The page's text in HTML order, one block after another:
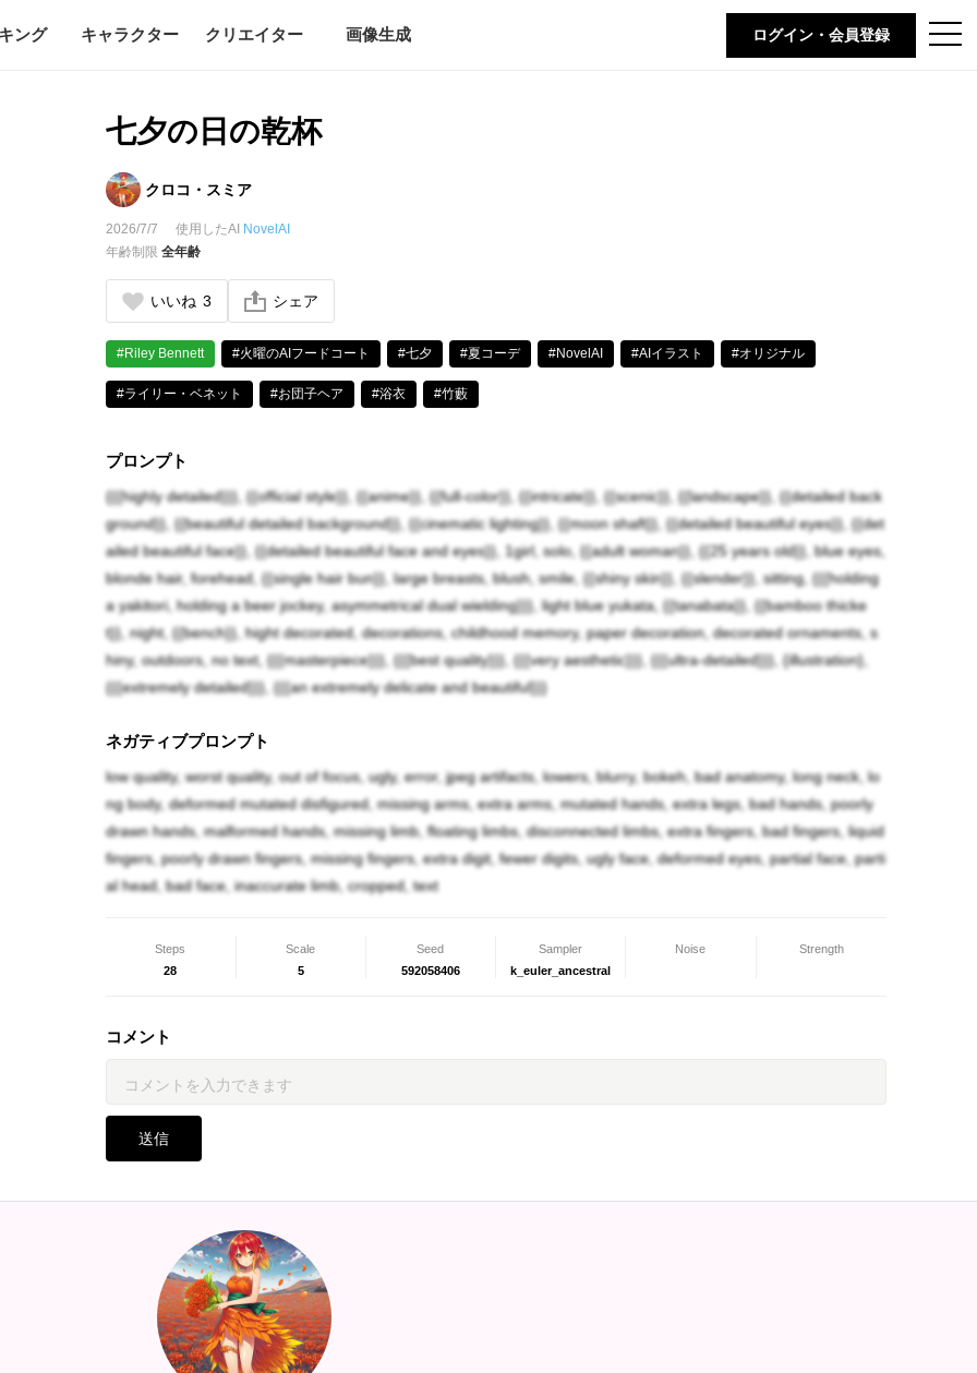
t
o
ング キャラクター クリエイター 画像生成 ログイン・会員登録
七夕の日の乾杯
クロコ・スミア
2026/7/7 使用したAI NovelAI
年齢制限全年齢
いいね 3 シェア
#Riley Bennett #火曜のAIフードコート #七夕 #夏コーデ #NovelAI #AIイラスト #オリジナル
#ライリー・ベネット #お団子ヘア #浴衣 #竹藪
プロンプト
{{{highly detailed}}}, {{official style}}, {{anime}}, {{full-color}}, {{intricate}}, {{scenic}}, {{landscape}}, {{detailed back
ground}}, {{beautiful detailed background}}, {{cinematic lighting}}, {{moon shaft}}, {{detailed beautiful eyes}}, {{det
ailed beautiful face}}, {{detailed beautiful face and eyes}}, 1girl, solo, {{adult woman}}, {{25 years old}}, blue eyes,
blonde hair, forehead, {{single hair bun}}, large breasts, blush, smile, {{shiny skin}}, {{slender}}, sitting, {{{holding
a yakitori, holding a beer jockey, asymmetrical dual wielding}}}, light blue yukata, {{tanabata}}, {{bamboo thicke
t}}, night, {{bench}}, hight decorated, decorations, childhood memory, paper decoration, decorated ornaments, s
hiny, outdoors, no text, {{{masterpiece}}}, {{{best quality}}}, {{{very aesthetic}}}, {{{ultra-detailed}}}, {illustration},
{{{extremely detailed}}}, {{{an extremely delicate and beautiful}}}
ネガティブプロンプト
low quality, worst quality, out of focus, ugly, error, jpeg artifacts, lowers, blurry, bokeh, bad anatomy, long neck, lo
ng body, deformed mutated disfigured, missing arms, extra arms, mutated hands, extra legs, bad hands, poorly
drawn hands, malformed hands, missing limb, floating limbs, disconnected limbs, extra fingers, bad fingers, liquid
fingers, poorly drawn fingers, missing fingers, extra digit, fewer digits, ugly face, deformed eyes, partial face, parti
al head, bad face, inaccurate limb, cropped, text
Steps
28
Scale
5
Seed
592058406
Sampler
k_euler_ancestral
Noise Strength
コメント
送信